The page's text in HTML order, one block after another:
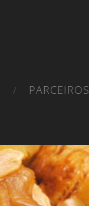
PARCEIROS